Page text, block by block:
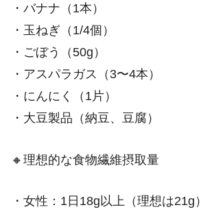
・バナナ（1本）
・玉ねぎ（1/4個）
・ごぼう（50g）
・アスパラガス（3〜4本）
・にんにく（1片）
・大豆製品（納豆、豆腐）
🔸理想的な食物繊維摂取量
・女性：1日18g以上（理想は21g）